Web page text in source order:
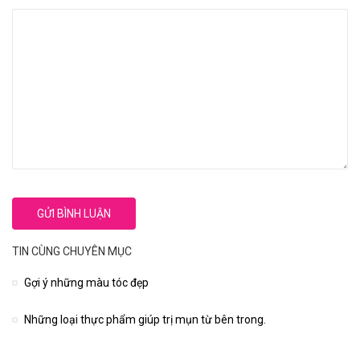
TIN CÙNG CHUYÊN MỤC
Gợi ý những màu tóc đẹp
Những loại thực phẩm giúp trị mụn từ bên trong.